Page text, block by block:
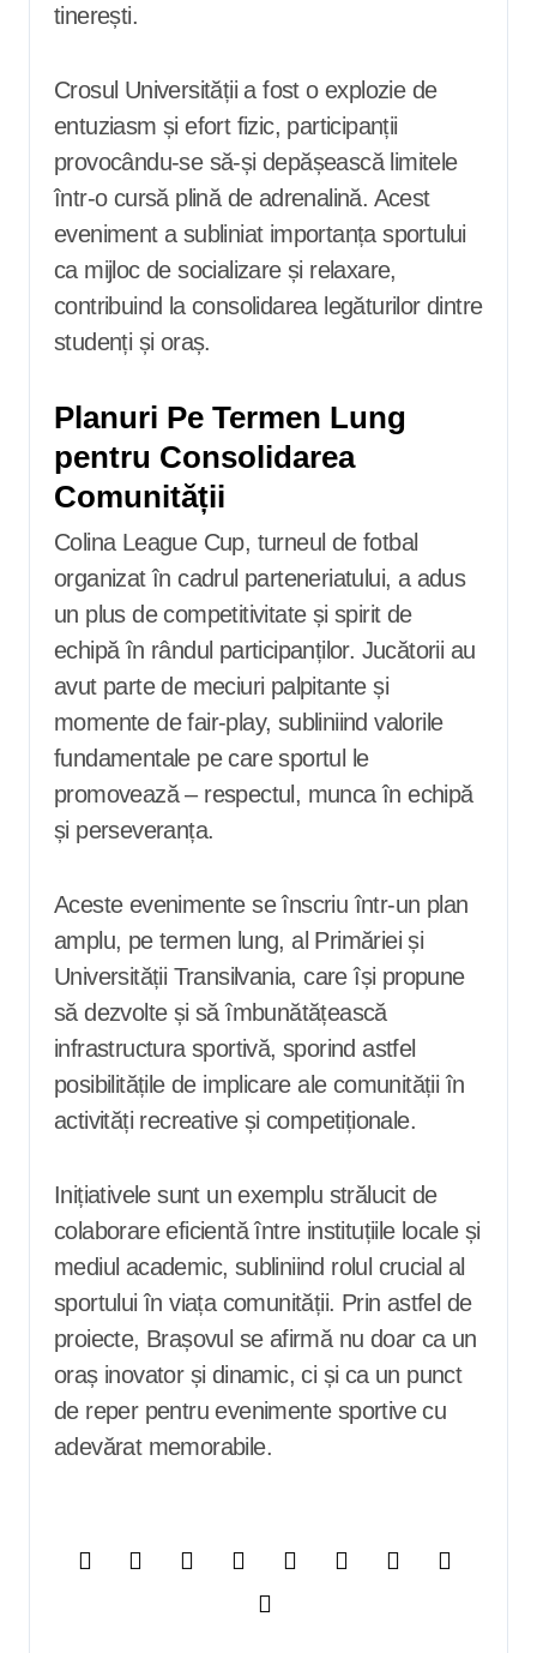
tinerești.
Crosul Universității a fost o explozie de
entuziasm și efort fizic, participanții
provocându-se să-și depășească limitele
într-o cursă plină de adrenalină. Acest
eveniment a subliniat importanța sportului
ca mijloc de socializare și relaxare,
contribuind la consolidarea legăturilor dintre
studenți și oraș.
Planuri Pe Termen Lung
pentru Consolidarea
Comunității
Colina League Cup, turneul de fotbal
organizat în cadrul parteneriatului, a adus
un plus de competitivitate și spirit de
echipă în rândul participanților. Jucătorii au
avut parte de meciuri palpitante și
momente de fair-play, subliniind valorile
fundamentale pe care sportul le
promovează – respectul, munca în echipă
și perseveranța.
Aceste evenimente se înscriu într-un plan
amplu, pe termen lung, al Primăriei și
Universității Transilvania, care își propune
să dezvolte și să îmbunătățească
infrastructura sportivă, sporind astfel
posibilitățile de implicare ale comunității în
activități recreative și competiționale.
Inițiativele sunt un exemplu strălucit de
colaborare eficientă între instituțiile locale și
mediul academic, subliniind rolul crucial al
sportului în viața comunității. Prin astfel de
proiecte, Brașovul se afirmă nu doar ca un
oraș inovator și dinamic, ci și ca un punct
de reper pentru evenimente sportive cu
adevărat memorabile.